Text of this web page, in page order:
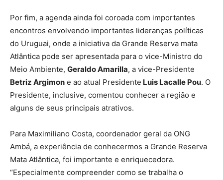
Por fim, a agenda ainda foi coroada com importantes
encontros envolvendo importantes lideranças políticas
do Uruguai, onde a iniciativa da Grande Reserva mata
Atlântica pode ser apresentada para o vice-Ministro do
Meio Ambiente, Geraldo Amarilla, a vice-Presidente
Betriz Argimon e ao atual Presidente Luis Lacalle Pou. O
Presidente, inclusive, comentou conhecer a região e
alguns de seus principais atrativos.
Para Maximiliano Costa, coordenador geral da ONG
Ambá, a experiência de conhecermos a Grande Reserva
Mata Atlântica, foi importante e enriquecedora.
“Especialmente compreender como se trabalha o